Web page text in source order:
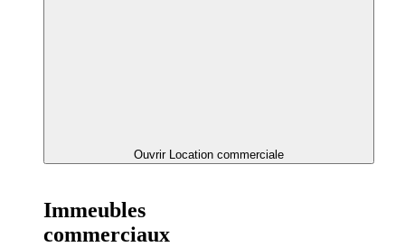
Ouvrir Location commerciale
Immeubles
commerciaux